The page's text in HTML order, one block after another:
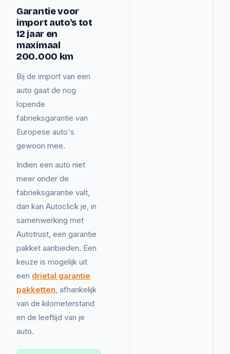
Garantie voor
import auto's tot
12 jaar en
maximaal
200.000 km
Bij de import van een
auto gaat de nog
lopende
fabrieksgarantie van
Europese auto's
gewoon mee.
Indien een auto niet
meer onder de
fabrieksgarantie valt,
dan kan Autoclick je, in
samenwerking met
Autotrust, een garantie
pakket aanbieden. Een
keuze is mogelijk uit
een drietal garantie
pakketten, afhankelijk
van de kilometerstand
en de leeftijd van je
auto.